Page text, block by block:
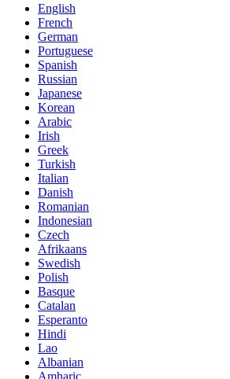
English
French
German
Portuguese
Spanish
Russian
Japanese
Korean
Arabic
Irish
Greek
Turkish
Italian
Danish
Romanian
Indonesian
Czech
Afrikaans
Swedish
Polish
Basque
Catalan
Esperanto
Hindi
Lao
Albanian
Amharic